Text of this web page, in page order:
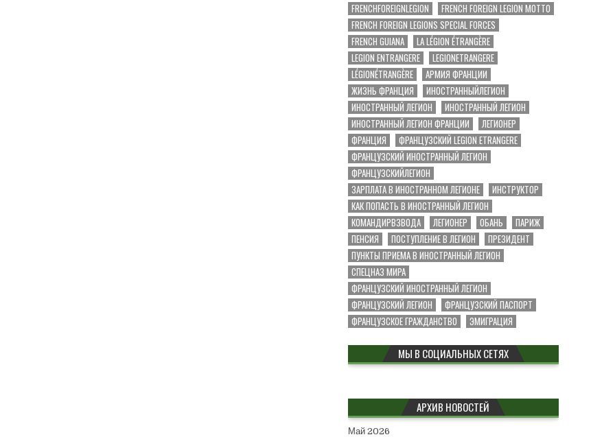
FRENCHFOREIGNLEGION
FRENCH FOREIGN LEGION MOTTO
FRENCH FOREIGN LEGIONS SPECIAL FORCES
FRENCH GUIANA
LA LÉGION ÉTRANGÈRE
LEGION ENTRANGERE
LEGIONETRANGERE
LÉGIONÉTRANGÈRE
АРМИЯ ФРАНЦИИ
ЖИЗНЬ ФРАНЦИЯ
ИНОСТРАННЫЙЛЕГИОН
ИНОСТРАННЫЙ ЛЕГИОН
ИНОСТРАННЫЙ ЛЕГИОН
ИНОСТРАННЫЙ ЛЕГИОН ФРАНЦИИ
ЛЕГИОНЕР
ФРАНЦИЯ
ФРАНЦУЗСКИЙ LEGION ETRANGERE
ФРАНЦУЗСКИЙ ИНОСТРАННЫЙ ЛЕГИОН
ФРАНЦУЗСКИЙЛЕГИОН
ЗАРПЛАТА В ИНОСТРАННОМ ЛЕГИОНЕ
ИНСТРУКТОР
КАК ПОПАСТЬ В ИНОСТРАННЫЙ ЛЕГИОН
КОМАНДИРВЗВОДА
ЛЕГИОНЕР ОБАНЬ
ПАРИЖ
ПЕНСИЯ
ПОСТУПЛЕНИЕ В ЛЕГИОН
ПРЕЗИДЕНТ
ПУНКТЫ ПРИЕМА В ИНОСТРАННЫЙ ЛЕГИОН
СПЕЦНАЗ МИРА
ФРАНЦУЗСКИЙ ИНОСТРАННЫЙ ЛЕГИОН
ФРАНЦУЗСКИЙ ЛЕГИОН
ФРАНЦУЗСКИЙ ПАСПОРТ
ФРАНЦУЗСКОЕ ГРАЖДАНСТВО
ЭМИГРАЦИЯ
МЫ В СОЦИАЛЬНЫХ СЕТЯХ
АРХИВ НОВОСТЕЙ
Май 2026